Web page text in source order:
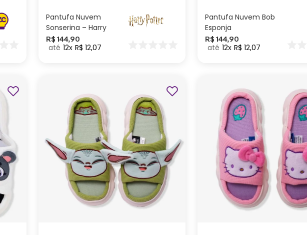
Pantufa Nuvem
Sonserina – Harry
Potter
R$ 144,90
12 R$ 12,07
Pantufa Nuvem Bob
Esponja
R$ 144,90
12 R$ 12,07
M
ADICIONAR AO
G P
ADICIONAR AO